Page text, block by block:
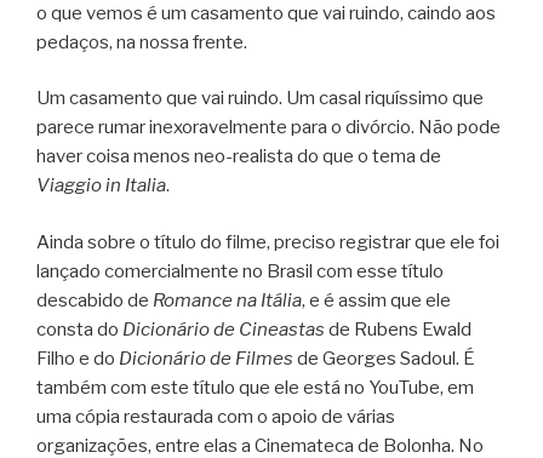
o que vemos é um casamento que vai ruindo, caindo aos
pedaços, na nossa frente.
Um casamento que vai ruindo. Um casal riquíssimo que
parece rumar inexoravelmente para o divórcio. Não pode
haver coisa menos neo-realista do que o tema de
Viaggio in Italia.
Ainda sobre o título do filme, preciso registrar que ele foi
lançado comercialmente no Brasil com esse título
descabido de Romance na Itália, e é assim que ele
consta do Dicionário de Cineastas de Rubens Ewald
Filho e do Dicionário de Filmes de Georges Sadoul. É
também com este título que ele está no YouTube, em
uma cópia restaurada com o apoio de várias
organizações, entre elas a Cinemateca de Bolonha. No